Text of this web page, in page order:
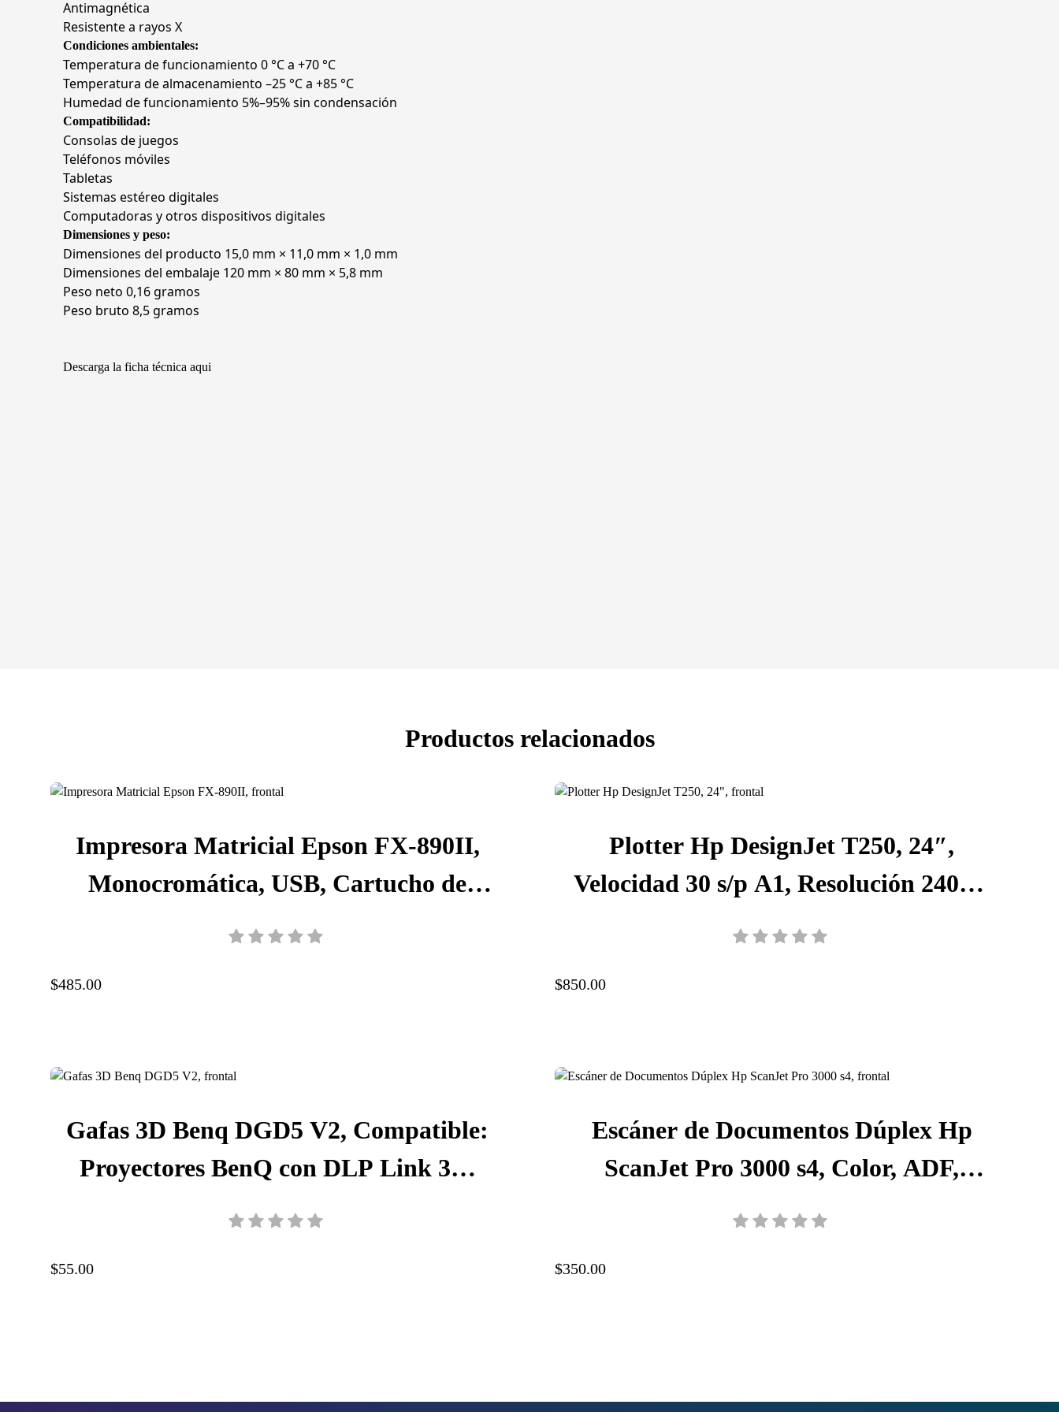
Antimagnética
Resistente a rayos X
Condiciones ambientales:
Temperatura de funcionamiento 0 °C a +70 °C
Temperatura de almacenamiento –25 °C a +85 °C
Humedad de funcionamiento 5%–95% sin condensación
Compatibilidad:
Consolas de juegos
Teléfonos móviles
Tabletas
Sistemas estéreo digitales
Computadoras y otros dispositivos digitales
Dimensiones y peso:
Dimensiones del producto 15,0 mm × 11,0 mm × 1,0 mm
Dimensiones del embalaje 120 mm × 80 mm × 5,8 mm
Peso neto 0,16 gramos
Peso bruto 8,5 gramos
Descarga la ficha técnica aqui
Productos relacionados
Impresora Matricial Epson FX-890II,
Monocromática, USB, Cartucho de
$485.00
Plotter Hp DesignJet T250, 24″,
Velocidad 30 s/p A1, Resolución 2400 x
$850.00
Gafas 3D Benq DGD5 V2, Compatible:
Proyectores BenQ con DLP Link 3D,
$55.00
Escáner de Documentos Dúplex Hp
ScanJet Pro 3000 s4, Color, ADF,
$350.00